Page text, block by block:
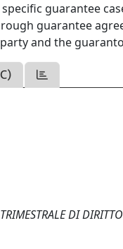
guarantee
guarantee
and the
DI